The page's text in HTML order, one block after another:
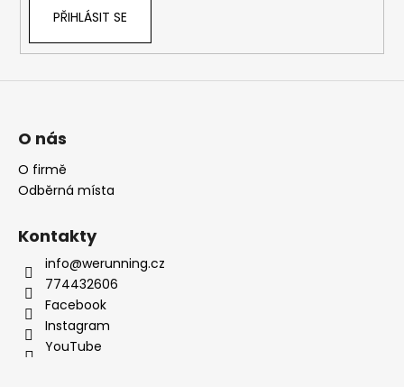
PŘIHLÁSIT SE
O nás
O firmě
Odběrná místa
Kontakty
info@werunning.cz
774432606
Facebook
Instagram
YouTube